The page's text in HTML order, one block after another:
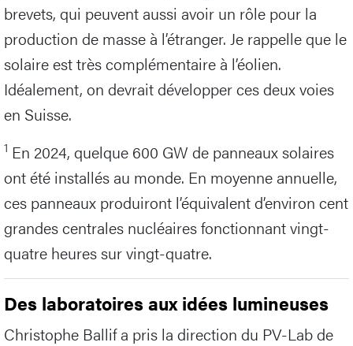
brevets, qui peuvent aussi avoir un rôle pour la
production de masse à l’étranger. Je rappelle que le
solaire est très complémentaire à l’éolien.
Idéalement, on devrait développer ces deux voies
en Suisse.
1 En 2024, quelque 600 GW de panneaux solaires
ont été installés au monde. En moyenne annuelle,
ces panneaux produiront l’équivalent d’environ cent
grandes centrales nucléaires fonctionnant vingt-
quatre heures sur vingt-quatre.
Des laboratoires aux idées lumineuses
Christophe Ballif a pris la direction du PV-Lab de